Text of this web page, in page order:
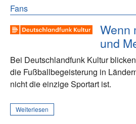
Fans
Wenn
und
Bei Deutschlandfunk Kultur
die Fußballbegeisterung in
nicht die einzige Sportart ist.
Weiterlesen